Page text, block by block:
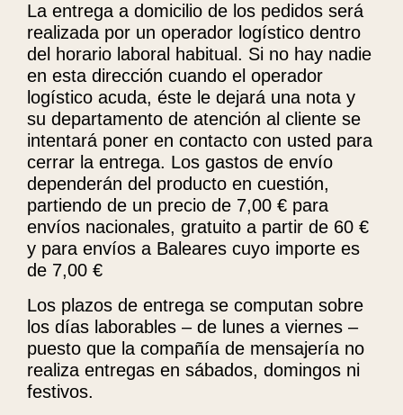
La entrega a domicilio de los pedidos será
realizada por un operador logístico dentro
del horario laboral habitual. Si no hay nadie
en esta dirección cuando el operador
logístico acuda, éste le dejará una nota y
su departamento de atención al cliente se
intentará poner en contacto con usted para
cerrar la entrega. Los gastos de envío
dependerán del producto en cuestión,
partiendo de un precio de 7,00 € para
envíos nacionales, gratuito a partir de 60 €
y para envíos a Baleares cuyo importe es
de 7,00 €
Los plazos de entrega se computan sobre
los días laborables – de lunes a viernes –
puesto que la compañía de mensajería no
realiza entregas en sábados, domingos ni
festivos.